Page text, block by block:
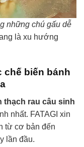
những chú gấu dễ
là xu hướng
chế biến bánh
thạch rau câu sinh
nhất. FATAGI xin
từ cơ bản đến
lần đầu.